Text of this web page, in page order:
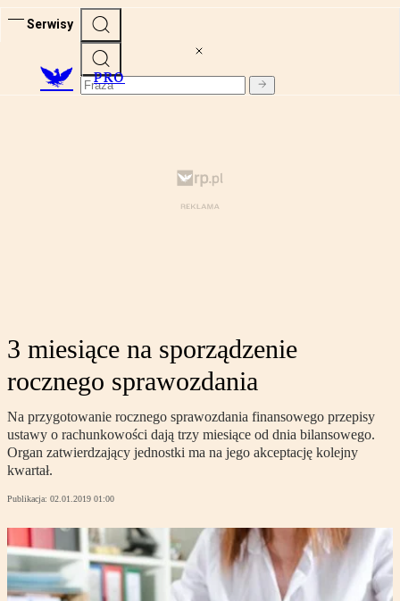
Serwisy
PRO
3 miesiące na sporządzenie
rocznego sprawozdania
Na przygotowanie rocznego sprawozdania finansowego przepisy
ustawy o rachunkowości dają trzy miesiące od dnia bilansowego.
Organ zatwierdzający jednostki ma na jego akceptację kolejny
kwartał.
Publikacja: 02.01.2019 01:00